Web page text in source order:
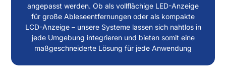
angepasst werden. Ob als vollflächige LED-Anzeige
für große Ableseentfernungen oder als kompakte
LCD-Anzeige – unsere Systeme lassen sich nahtlos in
jede Umgebung integrieren und bieten somit eine
maßgeschneiderte Lösung für jede Anwendung